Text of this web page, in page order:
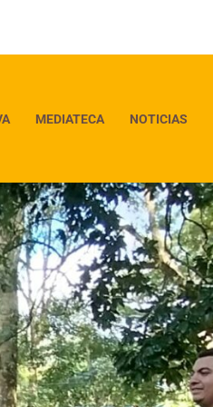
MEDIATECA NOTICIAS